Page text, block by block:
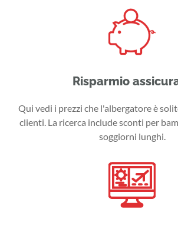
Risparmio
Qui vedi i prezzi che l'albergatore è
clienti. La ricerca include sconti per
soggiorni lunghi.